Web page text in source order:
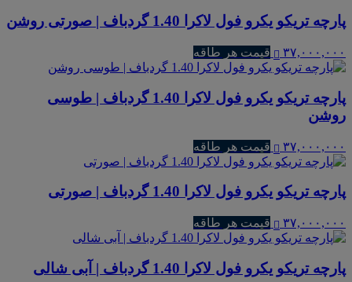
پارچه تریکو یکرو فول لاکرا 1.40 گردباف | صورتی روشن
۳۷,۰۰۰,۰۰۰ قیمت هر طاقه
پارچه تریکو یکرو فول لاکرا 1.40 گردباف | طوسی
روشن
۳۷,۰۰۰,۰۰۰ قیمت هر طاقه
پارچه تریکو یکرو فول لاکرا 1.40 گردباف | صورتی
۳۷,۰۰۰,۰۰۰ قیمت هر طاقه
پارچه تریکو یکرو فول لاکرا 1.40 گردباف | آبی شالی